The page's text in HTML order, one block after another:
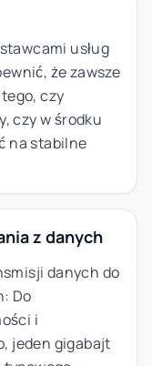
usług
że zawsze
czy
czy w środku
na stabilne
z danych
danych do
Do
i
jeden gigabajt